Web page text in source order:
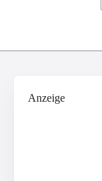
Anzeige